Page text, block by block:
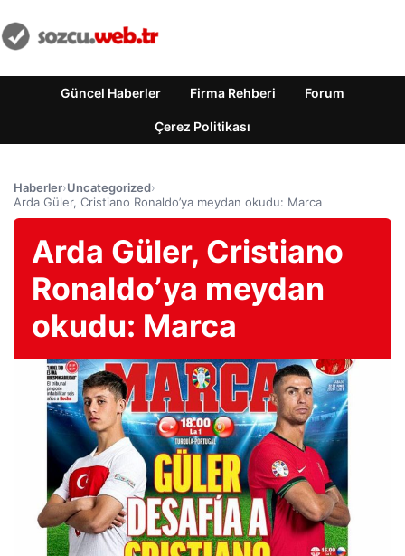
Güncel Haberler Firma Rehberi Forum
Çerez Politikası
Haberler›Uncategorized›
Arda Güler, Cristiano Ronaldo’ya meydan okudu: Marca
Arda Güler, Cristiano
Ronaldo’ya meydan
okudu: Marca